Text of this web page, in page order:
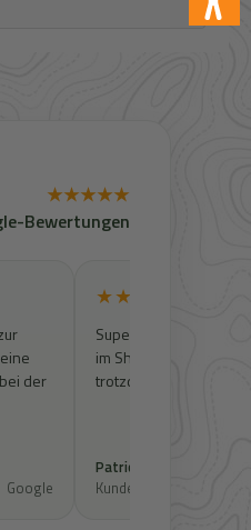
★★★★★
Bewertungen
der
Google
★★★★★
Super Kontakt. Artikel
im Shop zu finden,
trotzdem geprüft und
Patrick S.
Kundenbewertung